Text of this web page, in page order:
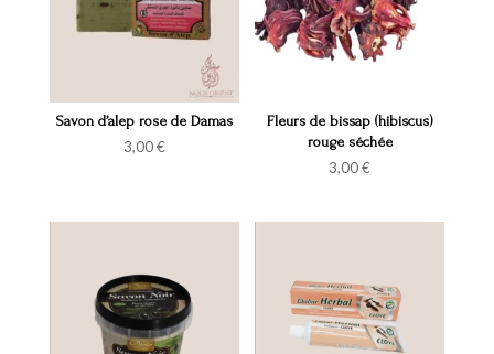
Savon d’alep rose de Damas
3,00€
Fleurs de bissap (hibiscus)
rouge séchée
3,00€